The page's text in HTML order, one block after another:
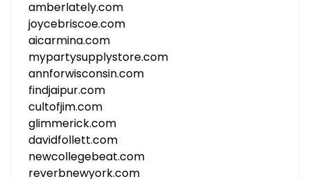
amberlately.com
joycebriscoe.com
aicarmina.com
mypartysupplystore.com
annforwisconsin.com
findjaipur.com
cultofjim.com
glimmerick.com
davidfollett.com
newcollegebeat.com
reverbnewyork.com